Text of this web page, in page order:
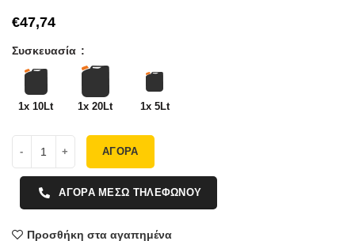
€
Συσκευασία
1x 10Lt 1x 20Lt 1x 5Lt
ΑΓΟΡΑ
ΑΓΟΡΑ ΜΕΣΩ ΤΗΛΕΦΩΝΟΥ
Προσθήκη στα αγαπημένα